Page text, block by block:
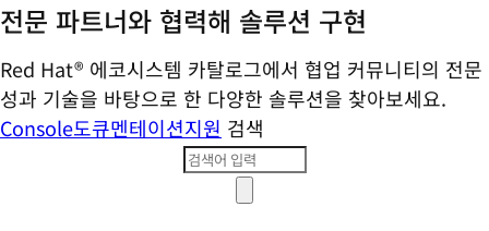
전문 파트너와 협력해 솔루션 구현
Red Hat® 에코시스템 카탈로그에서 협업 커뮤니티의 전문
성과 기술을 바탕으로 한 다양한 솔루션을 찾아보세요.
Console도큐멘테이션지원 검색